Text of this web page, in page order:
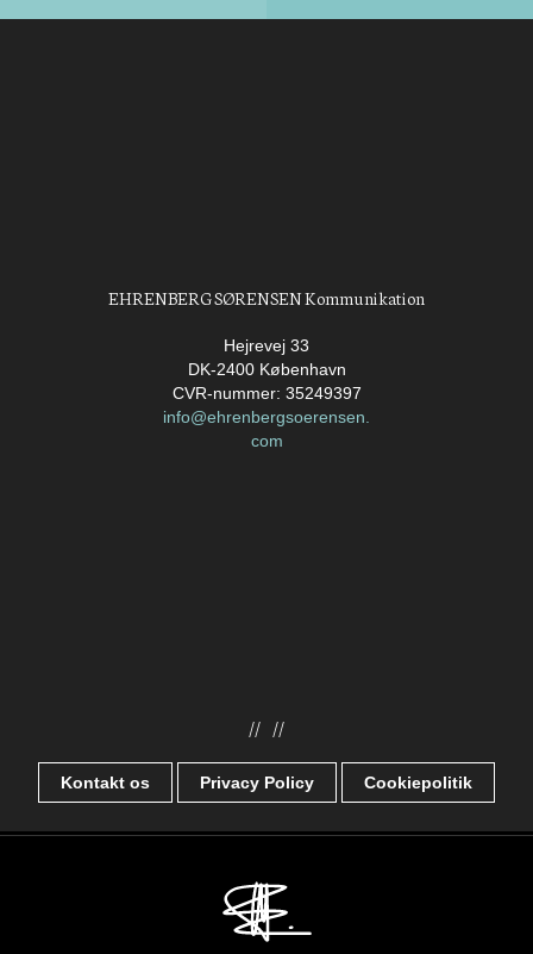
EHRENBERG SØRENSEN Kommunikation
Hejrevej 33
DK-2400 København
CVR-nummer: 35249397
info@ehrenbergsoerensen.
com
// //
Kontakt os Privacy Policy Cookiepolitik